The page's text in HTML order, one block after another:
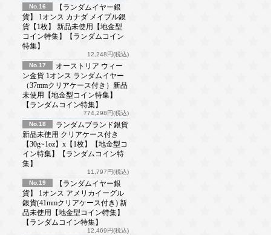
No.16
【ランダムイヤー銀
貨】 1オンス カナダ メイプル銀
貨【1枚】 新品未使用【地金型
コイン特集】【ランダムコイン
特集】
12,248円(税込)
No.17
オーストリア ウィー
ン金貨 1オンス ランダムイヤー
（37mmクリアケース付き）新品
未使用【地金型コイン特集】
【ランダムコイン特集】
774,298円(税込)
No.18
ランダムブランド銀貨
新品未使用 クリアケース付き
【30g~1oz】x【1枚】【地金型コ
イン特集】【ランダムコイン特
集】
11,797円(税込)
No.19
【ランダムイヤー銀
貨】 1オンス アメリカイーグル
銀貨(41mmクリアケース付き) 新
品未使用【地金型コイン特集】
【ランダムコイン特集】
12,469円(税込)